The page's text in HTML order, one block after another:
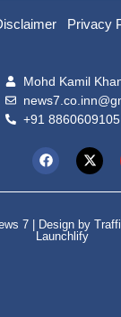
Privacy
Mohd Kamil
+91 8860609105
7 | Design by
Launchlify